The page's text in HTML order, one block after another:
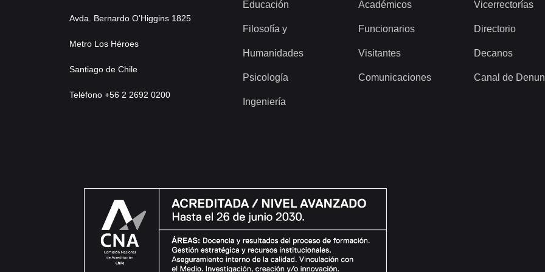
Avda. Bernardo O’Higgins 1825
Metro Los Héroes
Santiago de Chile
Teléfono +56 2 2692 0200
Educación
Filosofía y
Humanidades
Psicología
Ingeniería
Académicos
Funcionarios
Visitantes
Comunicaciones
Vicerrectorías
Directorio
Decanos
Canal de